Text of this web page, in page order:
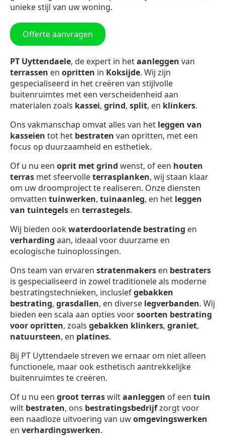
unieke stijl van uw woning.
Offerte aanvragen
PT Uyttendaele, de expert in hetaanleggen van
terrassen en opritten in Koksijde. Wij zijn
gespecialiseerd in het creëren van stijlvolle
buitenruimtes met een verscheidenheid aan
materialen zoals kassei, grind, split, en klinkers.
Ons vakmanschap omvat alles van het leggen van
kasseien tot het bestraten van opritten, met een
focus op duurzaamheid en esthetiek.
Of u nu een oprit met grind wenst, of een houten
terras met sfeervolleterrasplanken, wij staan klaar
om uw droomproject te realiseren. Onze diensten
omvatten tuinwerken, tuinaanleg, en het leggen
van tuintegels en terrastegels.
Wij bieden ookwaterdoorlatende bestrating en
verharding aan, ideaal voor duurzame en
ecologische tuinoplossingen.
Ons team van ervaren stratenmakers en bestraters
is gespecialiseerd in zowel traditionele als moderne
bestratingstechnieken, inclusiefgebakken
bestrating, grasdallen, en diverse legverbanden. Wij
bieden een scala aan opties voorsoorten bestrating
voor opritten, zoals gebakken klinkers, graniet,
natuursteen, en platines.
Bij PT Uyttendaele streven we ernaar om niet alleen
functionele, maar ook esthetisch aantrekkelijke
buitenruimtes te creëren.
Of u nu een groot terraswiltaanleggen of een tuin
wilt bestraten, ons bestratingsbedrijfzorgt voor
een naadloze uitvoering van uwomgevingswerken
en verhardingswerken.